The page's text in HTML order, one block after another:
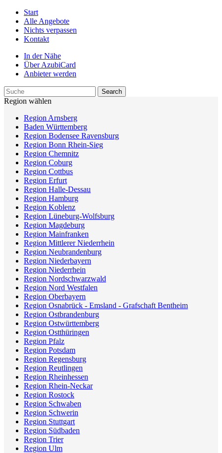
Start
Alle Angebote
Nichts verpassen
Kontakt
In der Nähe
Über AzubiCard
Anbieter werden
Region wählen
Region Arnsberg
Baden Württemberg
Region Bodensee Ravensburg
Region Bonn Rhein-Sieg
Region Chemnitz
Region Coburg
Region Cottbus
Region Erfurt
Region Halle-Dessau
Region Hamburg
Region Koblenz
Region Lüneburg-Wolfsburg
Region Magdeburg
Region Mainfranken
Region Mittlerer Niederrhein
Region Neubrandenburg
Region Niederbayern
Region Niederrhein
Region Nordschwarzwald
Region Nord Westfalen
Region Oberbayern
Region Osnabrück - Emsland - Grafschaft Bentheim
Region Ostbrandenburg
Region Ostwürttemberg
Region Ostthüringen
Region Pfalz
Region Potsdam
Region Regensburg
Region Reutlingen
Region Rheinhessen
Region Rhein-Neckar
Region Rostock
Region Schwaben
Region Schwerin
Region Stuttgart
Region Südbaden
Region Trier
Region Ulm